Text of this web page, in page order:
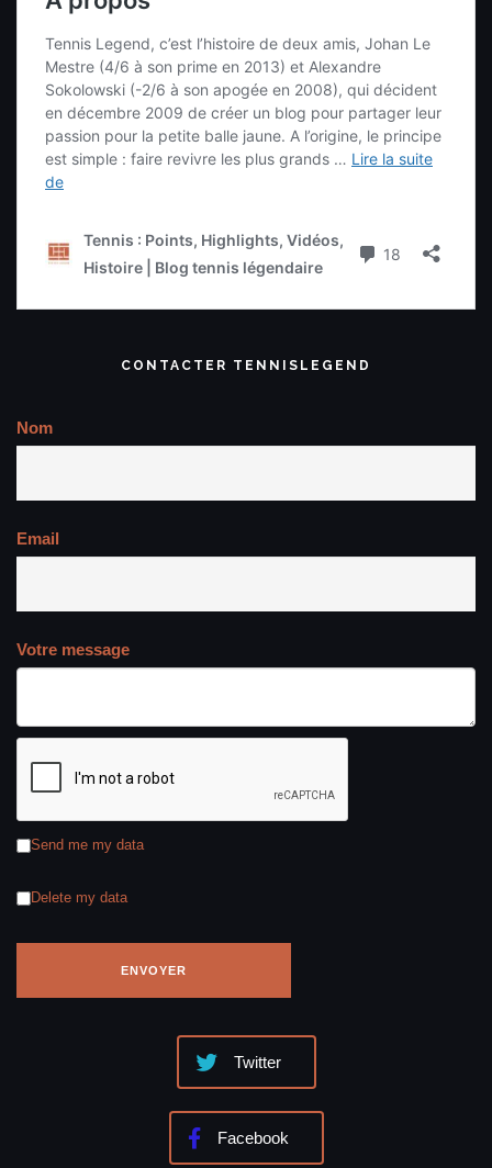
CONTACTER TENNISLEGEND
Nom
Email
Votre message
Send me my data
Delete my data
Twitter
Facebook